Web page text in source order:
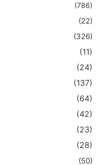
(786)
(22)
(326)
(11)
(24)
(137)
(64)
(42)
(23)
(28)
(50)